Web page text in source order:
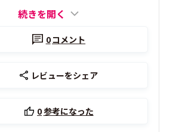
続きを開く
0コメント
レビューをシェア
0参考になった